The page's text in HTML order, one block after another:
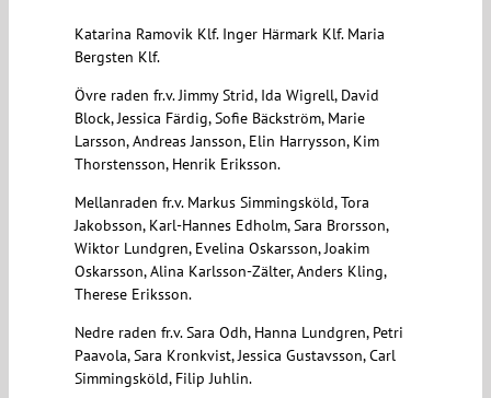
Katarina Ramovik Klf. Inger Härmark Klf. Maria
Bergsten Klf.
Övre raden fr.v. Jimmy Strid, Ida Wigrell, David
Block, Jessica Färdig, Sofie Bäckström, Marie
Larsson, Andreas Jansson, Elin Harrysson, Kim
Thorstensson, Henrik Eriksson.
Mellanraden fr.v. Markus Simmingsköld, Tora
Jakobsson, Karl-Hannes Edholm, Sara Brorsson,
Wiktor Lundgren, Evelina Oskarsson, Joakim
Oskarsson, Alina Karlsson-Zälter, Anders Kling,
Therese Eriksson.
Nedre raden fr.v. Sara Odh, Hanna Lundgren, Petri
Paavola, Sara Kronkvist, Jessica Gustavsson, Carl
Simmingsköld, Filip Juhlin.